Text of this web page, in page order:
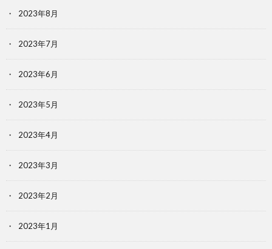
2023年8月
2023年7月
2023年6月
2023年5月
2023年4月
2023年3月
2023年2月
2023年1月